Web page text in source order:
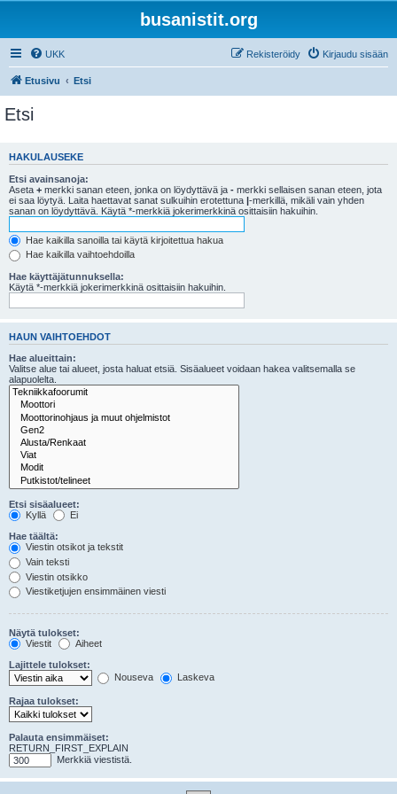
busanistit.org
UKK Kirjaudu sisään
Rekisteröidy
Etusivu Etsi
Etsi
HAKULAUSEKE
Etsi avainsanoja:
Aseta + merkki sanan eteen, jonka on löydyttävä ja - merkki sellaisen sanan eteen, jota
ei saa löytyä. Laita haettavat sanat sulkuihin erotettuna |-merkillä, mikäli vain yhden
sanan on löydyttävä. Käytä *-merkkiä jokerimerkkinä osittaisiin hakuihin.
Hae kaikilla sanoilla tai käytä kirjoitettua hakua
Hae kaikilla vaihtoehdoilla
Hae käyttäjätunnuksella:
Käytä *-merkkiä jokerimerkkinä osittaisiin hakuihin.
HAUN VAIHTOEHDOT
Hae alueittain:
Valitse alue tai alueet, josta haluat etsiä. Sisäalueet voidaan hakea valitsemalla se
alapuolelta.
Etsi sisäalueet:
Kyllä
Ei
Hae täältä:
Viestin otsikot ja tekstit
Vain teksti
Viestin otsikko
Viestiketjujen ensimmäinen viesti
Näytä tulokset:
Viestit
Aiheet
Lajittele tulokset:
Nouseva
Laskeva
Rajaa tulokset:
Palauta ensimmäiset:
RETURN_FIRST_EXPLAIN
Merkkiä viestistä.